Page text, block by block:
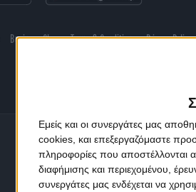
Εμείς και οι συνεργάτες μας
cookies, και επεξεργαζόμαστε
πληροφορίες που αποστέλλονται
διαφήμισης και περιεχομένου,
συνεργάτες μας ενδέχεται να
Business Class Terms & Conditions Privacy Policy